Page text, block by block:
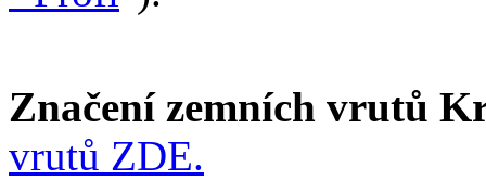
Značení zemních vrutů
vrutů ZDE.